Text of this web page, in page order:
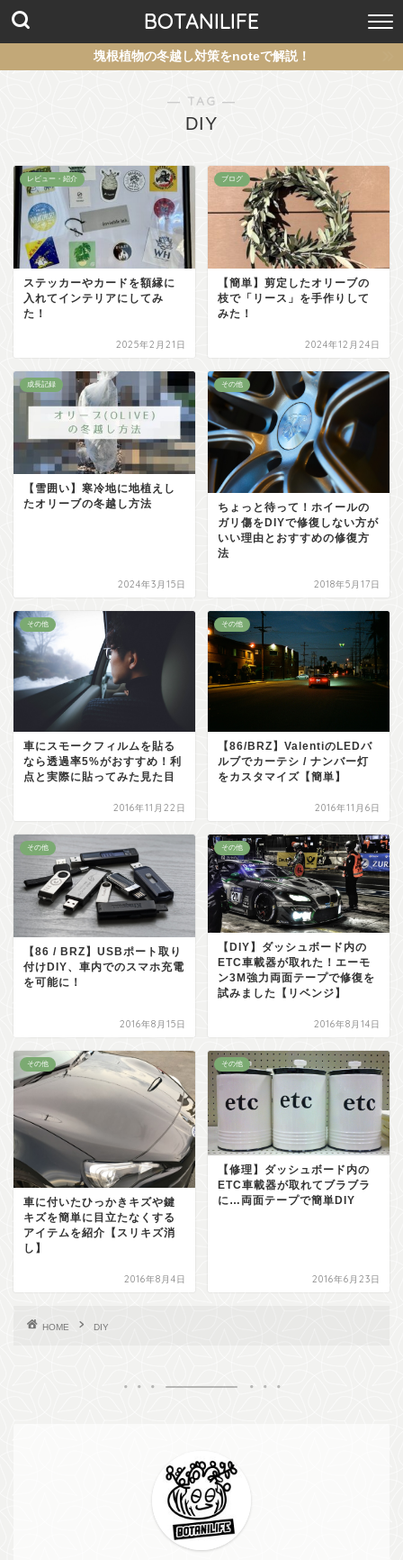
BOTANILIFE
塊根植物の冬越し対策をnoteで解説！
― TAG ―
DIY
レビュー・紹介
ステッカーやカードを額縁に
入れてインテリアにしてみ
た！
2025年2月21日
ブログ
【簡単】剪定したオリーブの
枝で「リース」を手作りして
みた！
2024年12月24日
成長記録
【雪囲い】寒冷地に地植えし
たオリーブの冬越し方法
2024年3月15日
その他
ちょっと待って！ホイールの
ガリ傷をDIYで修復しない方が
いい理由とおすすめの修復方
法
2018年5月17日
その他
車にスモークフィルムを貼る
なら透過率5%がおすすめ！利
点と実際に貼ってみた見た目
2016年11月22日
その他
【86/BRZ】ValentiのLEDバ
ルブでカーテシ / ナンバー灯
をカスタマイズ【簡単】
2016年11月6日
その他
【86 / BRZ】USBポート取り
付けDIY、車内でのスマホ充電
を可能に！
2016年8月15日
その他
【DIY】ダッシュボード内の
ETC車載器が取れた！エーモ
ン3M強力両面テープで修復を
試みました【リベンジ】
2016年8月14日
その他
車に付いたひっかきキズや鍵
キズを簡単に目立たなくする
アイテムを紹介【スリキズ消
し】
2016年8月4日
その他
【修理】ダッシュボード内の
ETC車載器が取れてブラブラ
に…両面テープで簡単DIY
2016年6月23日
HOME DIY